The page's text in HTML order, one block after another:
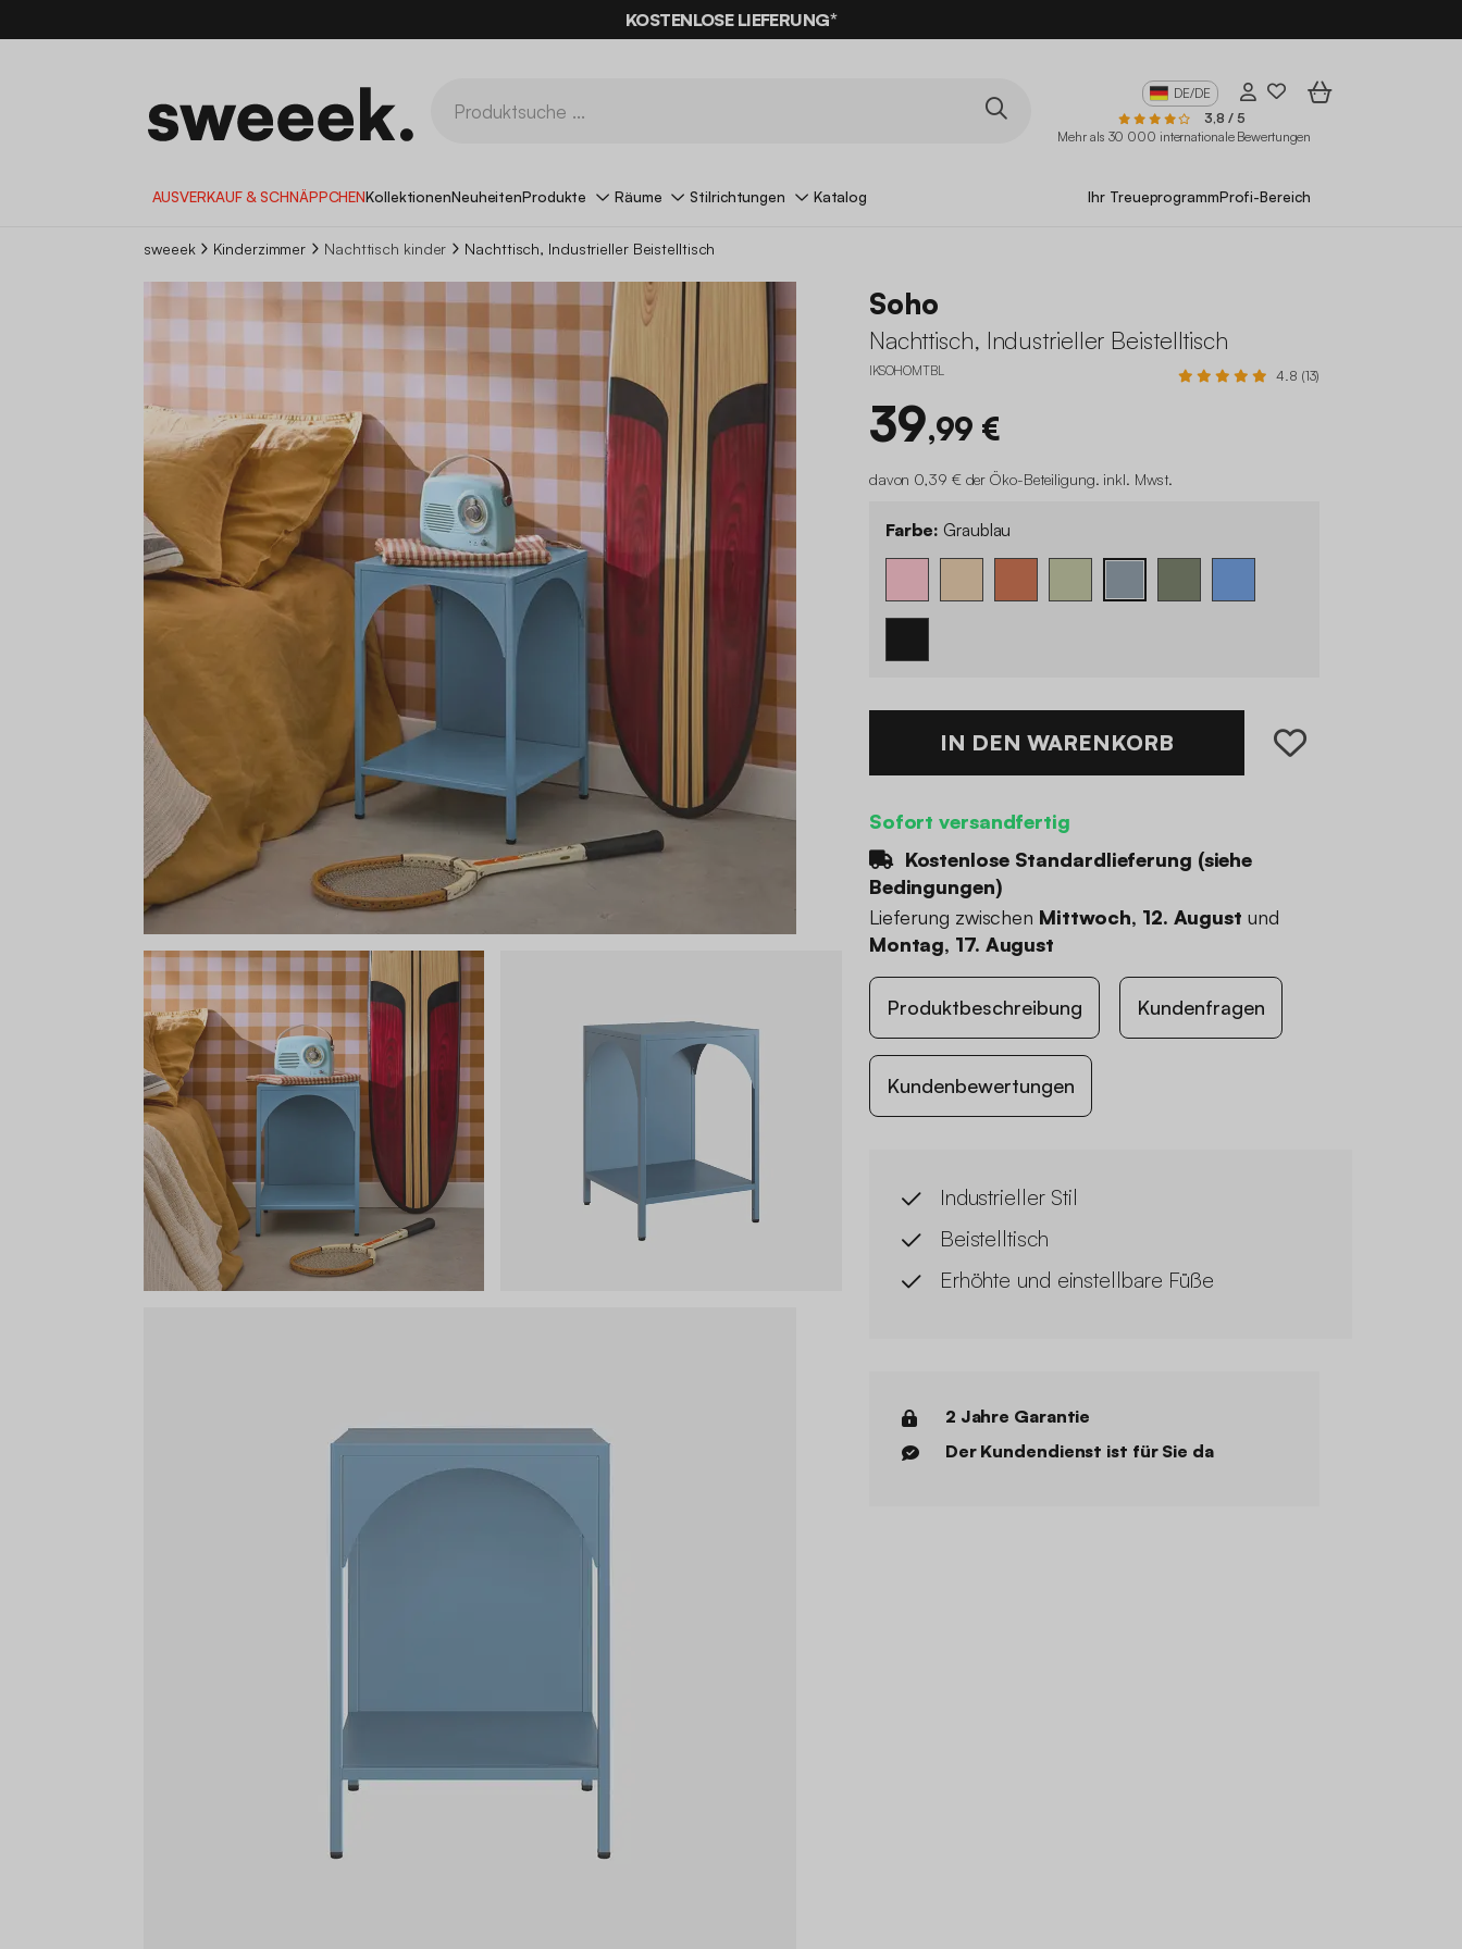
AUF DER SCHNÄPPCHEN* MIT DEM CODE
KOSTENLOSE LIEFERUNG*
DE/DE
3,8 / 5
Mehr als 30 000 internationale Bewertungen
AUSVERKAUF & SCHNÄPPCHENKollektionenNeuheitenProdukte Räume Stilrichtungen Katalog Ihr TreueprogrammProfi-Bereich
sweeek Kinderzimmer Nachttisch kinder Nachttisch, Industrieller Beistelltisch
Soho
Nachttisch, Industrieller Beistelltisch
IKSOHOMTBL 4.8 (13)
39,99 €
davon 0,39 € der Öko-Beteiligung. inkl. Mwst.
Farbe: Graublau
IN DEN WARENKORB
Sofort versandfertig
Kostenlose Standardlieferung (siehe
Bedingungen)
Lieferung zwischen Mittwoch, 12. August und
Montag, 17. August
Produktbeschreibung Kundenfragen
Kundenbewertungen
Industrieller Stil
Beistelltisch
Erhöhte und einstellbare Füße
2 Jahre Garantie
Der Kundendienst ist für Sie da